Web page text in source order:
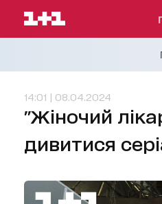
14:01 | 08.04.2024
"Жіночий
дивитися